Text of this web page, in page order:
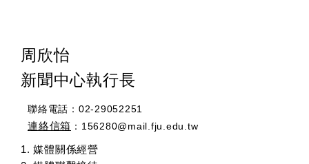
周欣怡
新聞中心執行長
聯絡電話： 02-29052251
連絡信箱 ：156280@mail.fju.edu.tw
1. 媒體關係經營